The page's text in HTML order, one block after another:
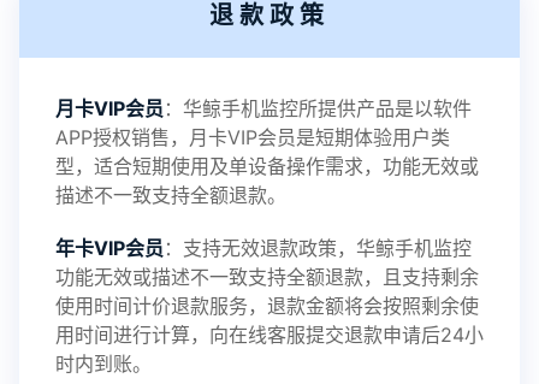
退款政策
月卡VIP会员 ：华鲸手机监控所提供产品是以软件
APP授权销售，月卡VIP会员是短期体验用户类
型，适合短期使用及单设备操作需求，功能无效或
描述不一致支持全额退款。
年卡VIP会员 ：支持无效退款政策，华鲸手机监控
功能无效或描述不一致支持全额退款，且支持剩余
使用时间计价退款服务，退款金额将会按照剩余使
用时间进行计算，向在线客服提交退款申请后24小
时内到账。